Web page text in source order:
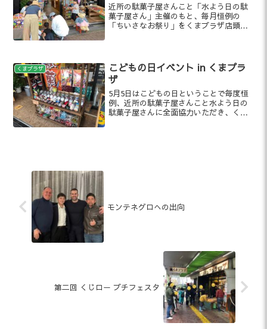
近所の駄菓子屋さんこと「水よう日の駄
菓子屋さん」主催のもと、毎月恒例の
「ちいさなお祭り」をくまプラザ店頭に
くまプラザ
こどもの日イベント in くまプラ
ザ
5月5日はこどもの日ということで毎度恒
例、近所の駄菓子屋さんこと水よう日の
駄菓子屋さんに全面協力いただき、くま
モンテネグロへの出向
第二回 くじロー プチフェスタ